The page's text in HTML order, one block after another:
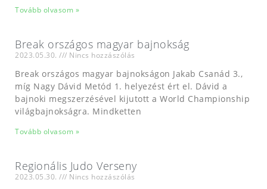
Tovább olvasom »
Break országos magyar bajnokság
2023.05.30. Nincs hozzászólás
Break országos magyar bajnokságon Jakab Csanád 3.,
míg Nagy Dávid Metód 1. helyezést ért el. Dávid a
bajnoki megszerzésével kijutott a World Championship
világbajnokságra. Mindketten
Tovább olvasom »
Regionális Judo Verseny
2023.05.30. Nincs hozzászólás